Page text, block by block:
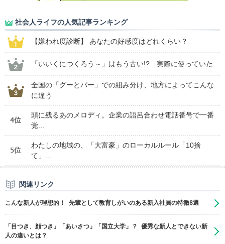
社会人ライフの人気記事ランキング
【嫌われ度診断】 あなたの好感度はどれくらい？
「いいくにつくろう～」はもう古い!? 実際に使っていた...
全国の「グーとパー」での組み分け、地方によってこんな
に違う
4位
頭に残るあのメロディ。企業の語呂合わせ電話番号で一番
覚...
5位
わたしの地域の、「大富豪」のローカルルール「10捨
て」...
関連リンク
こんな新人が理想的！ 先輩として教育しがいのある新入社員の特徴8選
「目つき、顔つき」「あいさつ」「国立大学」？ 優秀な新人とできない新
人の違いとは？